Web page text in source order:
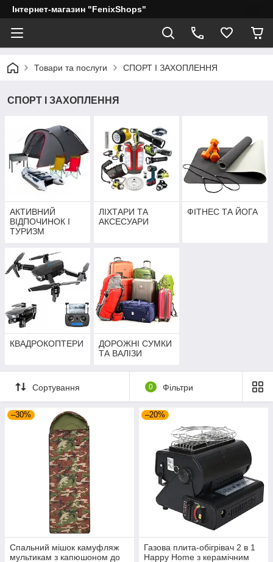
Інтернет-магазин "FenixShops"
Товари та послуги СПОРТ І ЗАХОПЛЕННЯ
СПОРТ І ЗАХОПЛЕННЯ
АКТИВНИЙ
ВІДПОЧИНОК І
ТУРИЗМ
ЛІХТАРИ ТА
АКСЕСУАРИ
ФІТНЕС ТА ЙОГА
КВАДРОКОПТЕРИ
ДОРОЖНІ СУМКИ
ТА ВАЛІЗИ
Сортування 0 Фільтри
–30%
Спальний мішок камуфляж
мультикам з капюшоном до
–20%
Газова плита-обігрівач 2 в 1
Happy Home з керамічним